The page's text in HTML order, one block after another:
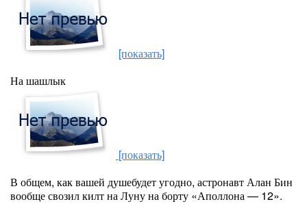
[показать]
На шашлык
[показать]
В общем, как вашей душебудет угодно, астронавт Алан Бин
вообще свозил килт на Луну на борту «Аполлона — 12».